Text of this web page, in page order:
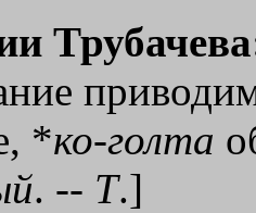
*ко-голта
. -- Т.]